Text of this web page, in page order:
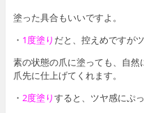
塗った具合もいいですよ。
・ 1度塗り だと、控えめですが
素の状態の爪に塗っても、自
爪先に仕上げてくれます。
・ 2度塗りすると、ツヤ感にぷ